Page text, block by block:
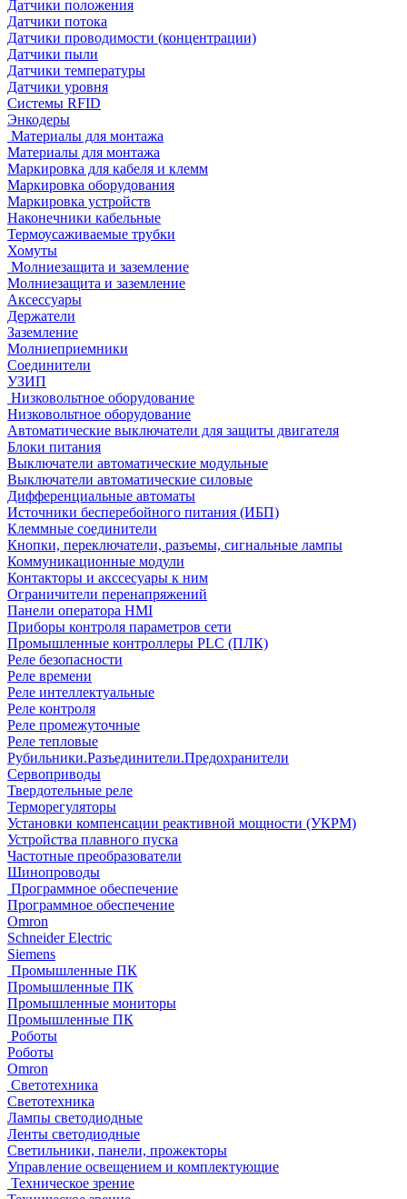
Датчики положения
Датчики потока
Датчики проводимости (концентрации)
Датчики пыли
Датчики температуры
Датчики уровня
Системы RFID
Энкодеры
Материалы для монтажа
Материалы для монтажа
Маркировка для кабеля и клемм
Маркировка оборудования
Маркировка устройств
Наконечники кабельные
Термоусаживаемые трубки
Хомуты
Молниезащита и заземление
Молниезащита и заземление
Аксессуары
Держатели
Заземление
Молниеприемники
Соединители
УЗИП
Низковольтное оборудование
Низковольтное оборудование
Автоматические выключатели для защиты двигателя
Блоки питания
Выключатели автоматические модульные
Выключатели автоматические силовые
Дифференциальные автоматы
Источники бесперебойного питания (ИБП)
Клеммные соединители
Кнопки, переключатели, разъемы, сигнальные лампы
Коммуникационные модули
Контакторы и акссесуары к ним
Ограничители перенапряжений
Панели оператора HMI
Приборы контроля параметров сети
Промышленные контроллеры PLC (ПЛК)
Реле безопасности
Реле времени
Реле интеллектуальные
Реле контроля
Реле промежуточные
Реле тепловые
Рубильники.Разъединители.Предохранители
Сервоприводы
Твердотельные реле
Терморегуляторы
Установки компенсации реактивной мощности (УКРМ)
Устройства плавного пуска
Частотные преобразователи
Шинопроводы
Программное обеспечение
Программное обеспечение
Omron
Schneider Electric
Siemens
Промышленные ПК
Промышленные ПК
Промышленные мониторы
Промышленные ПК
Роботы
Роботы
Omron
Светотехника
Светотехника
Лампы светодиодные
Ленты светодиодные
Светильники, панели, прожекторы
Управление освещением и комплектующие
Техническое зрение